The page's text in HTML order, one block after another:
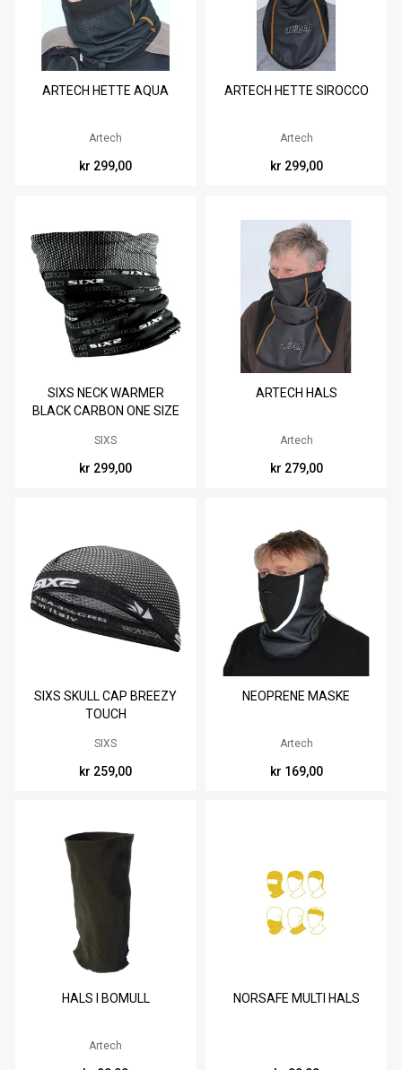
Tilgjengelig i
ARTECH HETTE AQUA
Artech
kr 299,00
Tilgjengelig i
ARTECH HETTE SIROCCO
Artech
kr 299,00
SIXS NECK WARMER
BLACK CARBON ONE SIZE
SIXS
kr 299,00
Tilgjengelig i
ARTECH HALS
Artech
kr 279,00
SIXS SKULL CAP BREEZY
TOUCH
SIXS
kr 259,00
NEOPRENE MASKE
Artech
kr 169,00
HALS I BOMULL
Artech
NORSAFE MULTI HALS